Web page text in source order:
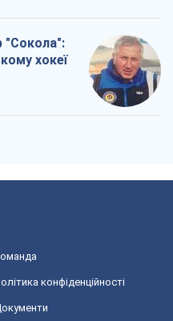
"Сокола":
хокеї
конфіденційності